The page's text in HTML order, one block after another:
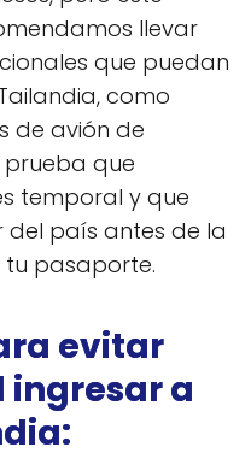
llevar
que puedan
como
de avión de
que
temporal y que
del país antes de la
tu pasaporte.
evitar
a